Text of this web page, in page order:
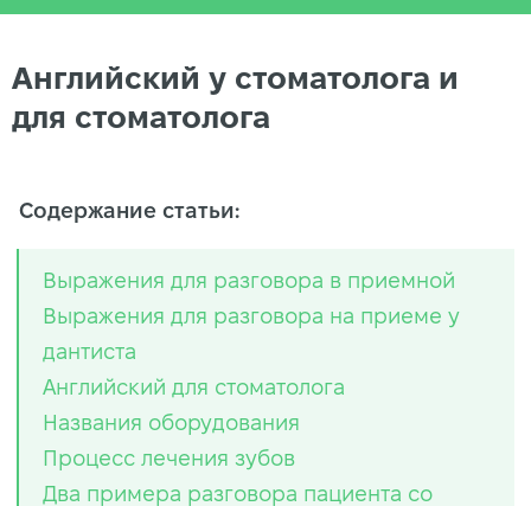
Английский у стоматолога и
для стоматолога
Содержание статьи:
Выражения для разговора в приемной
Выражения для разговора на приеме у
дантиста
Английский для стоматолога
Названия оборудования
Процесс лечения зубов
Два примера разговора пациента со